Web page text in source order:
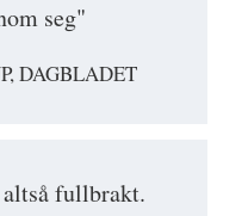
seg"
DAGBLADET
fullbrakt.